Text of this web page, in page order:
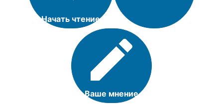
Начать чтение
Ваше мнение